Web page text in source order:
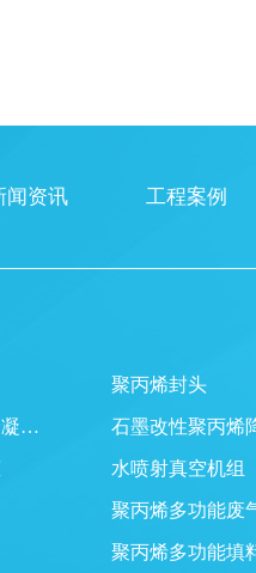
闻资讯 工程案例
聚丙烯封头
凝… 石墨改性聚丙烯
水喷射真空机组
聚丙烯多功能废
聚丙烯多功能填